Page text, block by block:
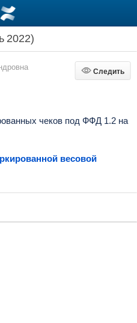
2022)
Следить
Следить
чеков под ФФД 1.2 на
весовой